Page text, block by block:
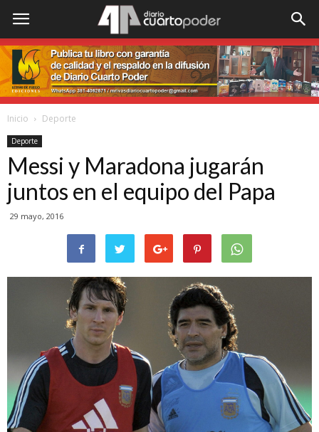
Inicio Deporte
Deporte
Messi y Maradona jugarán
juntos en el equipo del Papa
29 mayo, 2016